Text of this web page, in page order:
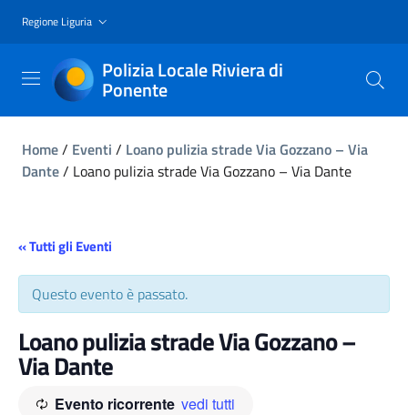
Regione Liguria
Polizia Locale Riviera di
Ponente
Home/ Eventi / Loano pulizia strade Via Gozzano – Via
Dante/ Loano pulizia strade Via Gozzano – Via Dante
« Tutti gli Eventi
Questo evento è passato.
Loano pulizia strade Via Gozzano –
Via Dante
Evento ricorrente vedi tutti